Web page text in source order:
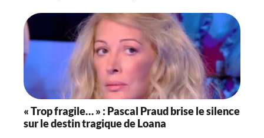
« Trop fragile… » : Pascal Praud brise le silence
sur le destin tragique de Loana